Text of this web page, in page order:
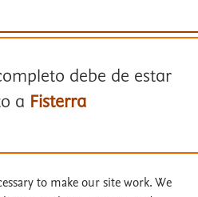
debe de estar
a Fisterra
to make our site work. We